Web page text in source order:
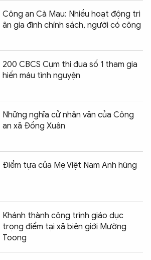
Công an Cà Mau: Nhiều hoạt động tri
ân gia đình chính sách, người có công
200 CBCS Cụm thi đua số 1 tham gia
hiến máu tình nguyện
Những nghĩa cử nhân văn của Công
an xã Đồng Xuân
Điểm tựa của Mẹ Việt Nam Anh hùng
Khánh thành công trình giáo dục
trọng điểm tại xã biên giới Mường
Toong